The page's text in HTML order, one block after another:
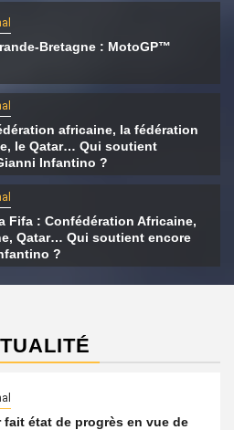
Bretagne : MotoGP™
africaine, la fédération
le Qatar… Qui soutient
Infantino ?
Fifa : Confédération Africaine,
Qatar… Qui soutient encore
?
fait état de progrès en vue de